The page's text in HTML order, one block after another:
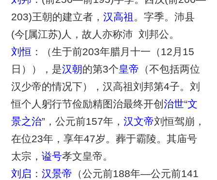
203)王朝的建立者， 汉高祖 。字季。沛县
(今[属江苏)人，故人亦称沛 刘邦公。
刘恒 ：（生于前203年腊月十一（12月15
日）），是汉朝的第3个皇帝 （不包括两位
汉少帝的情况下），汉高祖刘邦第4子。刘
恒个人躬行节俭励精图治最终开创 治世“文
景之治”，公元前157年， 汉文帝刘恒驾崩，
在位23年，享年47岁。葬于霸陵。其庙号
太宗， 谥号孝文皇帝。
刘启 ： 汉景帝 （公元前188年—公元前141